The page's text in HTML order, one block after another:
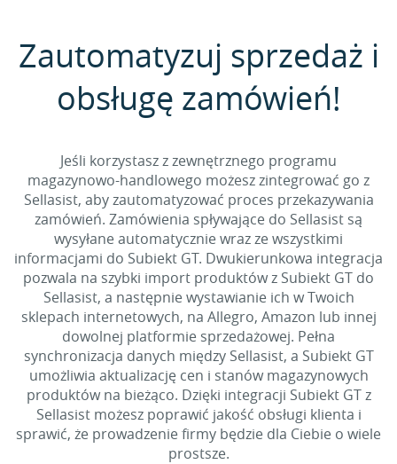
Zautomatyzuj sprzedaż i
obsługę zamówień!
Jeśli korzystasz z zewnętrznego programu
magazynowo-handlowego możesz zintegrować go z
Sellasist, aby zautomatyzować proces przekazywania
zamówień. Zamówienia spływające do Sellasist są
wysyłane automatycznie wraz ze wszystkimi
informacjami do Subiekt GT. Dwukierunkowa integracja
pozwala na szybki import produktów z Subiekt GT do
Sellasist, a następnie wystawianie ich w Twoich
sklepach internetowych, na Allegro, Amazon lub innej
dowolnej platformie sprzedażowej. Pełna
synchronizacja danych między Sellasist, a Subiekt GT
umożliwia aktualizację cen i stanów magazynowych
produktów na bieżąco. Dzięki integracji Subiekt GT z
Sellasist możesz poprawić jakość obsługi klienta i
sprawić, że prowadzenie firmy będzie dla Ciebie o wiele
prostsze.